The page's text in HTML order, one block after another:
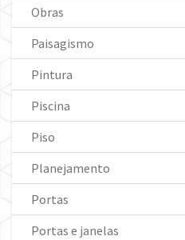
Obras
Paisagismo
Pintura
Piscina
Piso
Planejamento
Portas
Portas e janelas